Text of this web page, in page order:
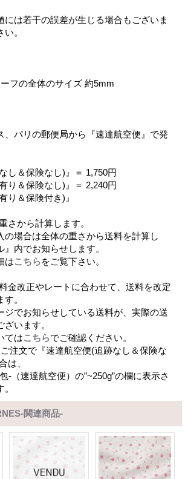
は若干の誤差が生じる場合もございま
。
フの全体のサイズ 約5mm
、パリの郵便局から『速達航空便』で発
し＆保険なし)』＝ 1,750円
り＆保険なし)』＝ 2,240円
り＆保険付き)』
さから計算します。
の場合は全体の重さから送料を計算し
』内でお知らせします。
はこちらをご覧下さい。
金改正やレートに合わせて、送料を改定
。
ジでお知らせしている送料が、実際の送
います。
てはこちらでご確認ください。
注文で『速達航空便(追跡なし＆保険な
は、
-（速達航空便）の”~250g”の欄に表示さ
関連商品-